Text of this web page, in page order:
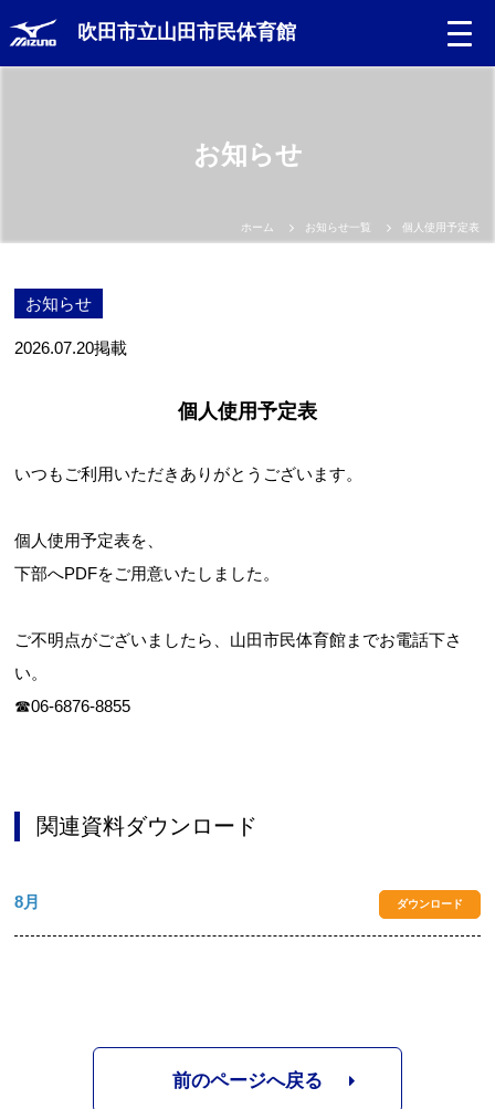
吹田市立山田市民体育館
吹田市スポーツ施設予約システム(OPAS)
お知らせ
ホーム お知らせ一覧 個人使用予定表
お知らせ
2026.07.20掲載
個人使用予定表
いつもご利用いただきありがとうございます。
個人使用予定表を、
下部へPDFをご用意いたしました。
ご不明点がございましたら、山田市民体育館までお電話下さ
い。
☎06-6876-8855
関連資料ダウンロード
8月 ダウンロード
前のページへ戻る